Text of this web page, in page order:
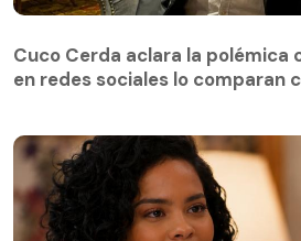
Cuco Cerda aclara la polémica
en redes sociales lo comparan